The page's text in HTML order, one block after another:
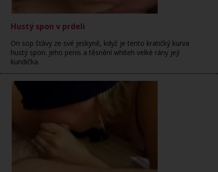
Hustý spon v prdeli
On sop šťávy ze své jeskyně, když je tento kratičký kurva
hustý spon. jeho penis a těsnění whiteh velké rány její
kundička.